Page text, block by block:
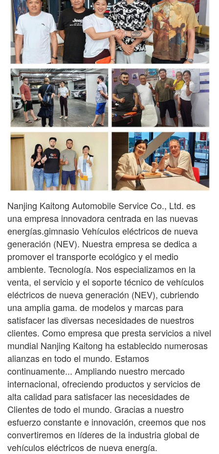
Nanjing Kaitong Automobile Service Co., Ltd. es
una empresa innovadora centrada en las nuevas
energías.gimnasio Vehículos eléctricos de nueva
generación (NEV). Nuestra empresa se dedica a
promover el transporte ecológico y el medio
ambiente. Tecnología. Nos especializamos en la
venta, el servicio y el soporte técnico de vehículos
eléctricos de nueva generación (NEV), cubriendo
una amplia gama. de modelos y marcas para
satisfacer las diversas necesidades de nuestros
clientes. Como empresa que presta servicios a nivel
mundial Nanjing Kaitong ha establecido numerosas
alianzas en todo el mundo. Estamos
continuamente... Ampliando nuestro mercado
internacional, ofreciendo productos y servicios de
alta calidad para satisfacer las necesidades de
Clientes de todo el mundo. Gracias a nuestro
esfuerzo constante e innovación, creemos que nos
convertiremos en líderes de la industria global de
vehículos eléctricos de nueva energía.